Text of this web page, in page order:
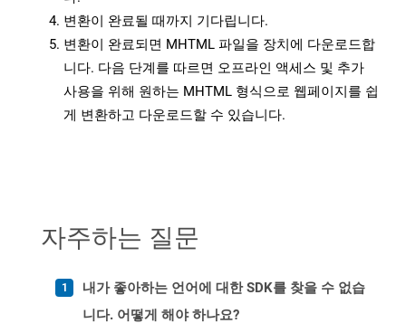
변환이 완료될 때까지 기다립니다.
변환이 완료되면 MHTML 파일을 장치에 다운로드합
니다. 다음 단계를 따르면 오프라인 액세스 및 추가
사용을 위해 원하는 MHTML 형식으로 웹페이지를 쉽
게 변환하고 다운로드할 수 있습니다.
자주하는 질문
내가 좋아하는 언어에 대한 SDK를 찾을 수 없습
니다. 어떻게 해야 하나요?